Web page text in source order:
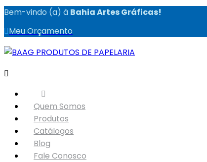
Bem-vindo (a) à Bahia Artes Gráficas!
Meu Orçamento
Quem Somos
Produtos
Catálogos
Blog
Fale Conosco